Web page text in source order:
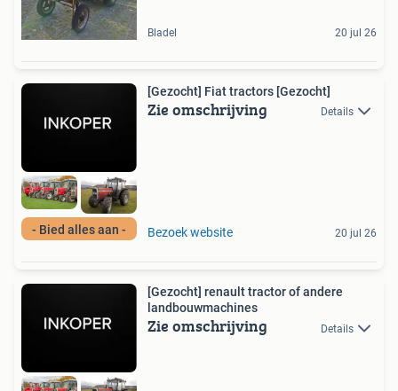
Bladel 20 jul 26
- Bied alles aan -
[Gezocht] Fiat tractors [Gezocht]
Zie omschrijving Details
Bezoek website 20 jul 26
[Gezocht] renault tractor of andere
landbouwmachines
Zie omschrijving Details